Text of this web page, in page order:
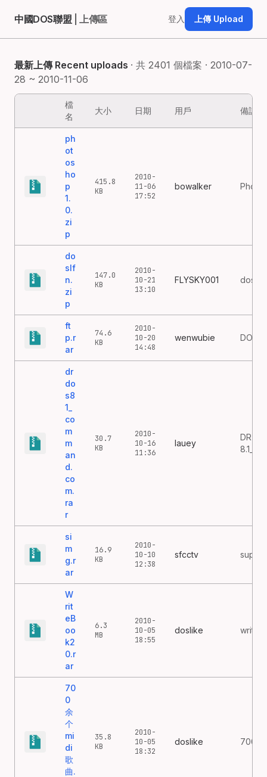
中國DOS聯盟 | 上傳區 登入 上傳 Upload
最新上傳 Recent uploads · 共 2401 個檔案 · 2010-07-
28 ~ 2010-11-06
檔
名
大小 日期 用戶 備註
ph
ot
os
ho
p
1.
0.
zi
p
415.8
KB
2010-
11-06
17:52
bowalker
do
slf
n.
zi
p
147.0
KB
2010-
10-21
13:10
FLYSKY001
ft
p.r
ar
74.6
KB
2010-
10-20
14:48
wenwubie DOS
dr
do
s8
1_
co
m
m
an
d.
co
m.
ra
r
30.7
KB
2010-
10-16
11:36
lauey
DR-
si
m
g.r
ar
16.9
KB
2010-
10-10
12:38
sfcctv super
W
rit
eB
oo
k2
0.r
ar
6.3
MB
2010-
10-05
18:55
doslike
70
0
余
个
mi
di
歌
曲.
35.8
KB
2010-
10-05
18:32
doslike 700个